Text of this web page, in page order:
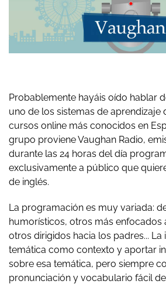
Probablemente hayáis oído hablar
uno de los sistemas de aprendizaje
cursos online más conocidos en
grupo proviene Vaughan Radio,
durante las 24 horas del día
exclusivamente a público que
de inglés.
La programación es muy variada:
humorísticos, otros más enfocados
otros dirigidos hacia los padres... La
temática como contexto y aportar
sobre esa temática, pero siempre
pronunciación y vocabulario fácil